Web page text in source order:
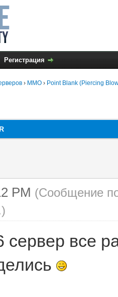
Регистрация
› MMO › Point Blank (Piercing
PM (Сообщение
сервер все